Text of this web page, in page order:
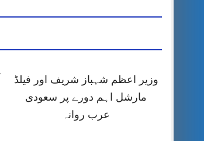
وزیر اعظم شہباز شریف اور فیلڈ
مارشل اہم دورے پر سعودی
عرب روانہ